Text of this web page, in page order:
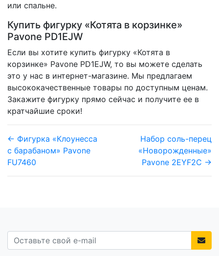
или спальне.
Купить фигурку «Котята в корзинке»
Pavone PD1EJW
Если вы хотите купить фигурку «Котята в
корзинке» Pavone PD1EJW, то вы можете сделать
это у нас в интернет-магазине. Мы предлагаем
высококачественные товары по доступным ценам.
Закажите фигурку прямо сейчас и получите ее в
кратчайшие сроки!
← Фигурка «Клоунесса
с барабаном» Pavone
FU7460
Набор соль-перец
«Новорожденные»
Pavone 2EYF2C →